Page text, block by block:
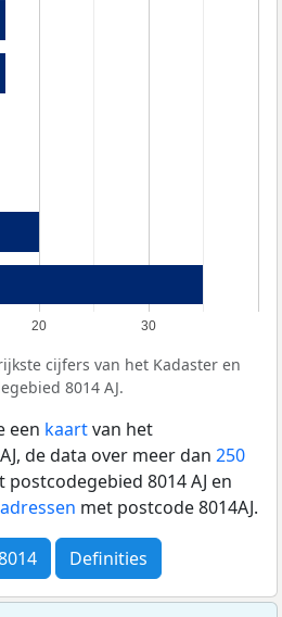
20 30
cijfers van het Kadaster en
8014 AJ.
een kaartvan het
de data over meer dan 250
postcodegebied 8014 AJ en
adressen met postcode 8014AJ.
Definities